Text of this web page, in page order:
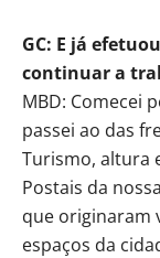
GC: E já
continuar a
MBD: Comecei
passei ao das
Turismo, altura
Postais da
que originaram
espaços da